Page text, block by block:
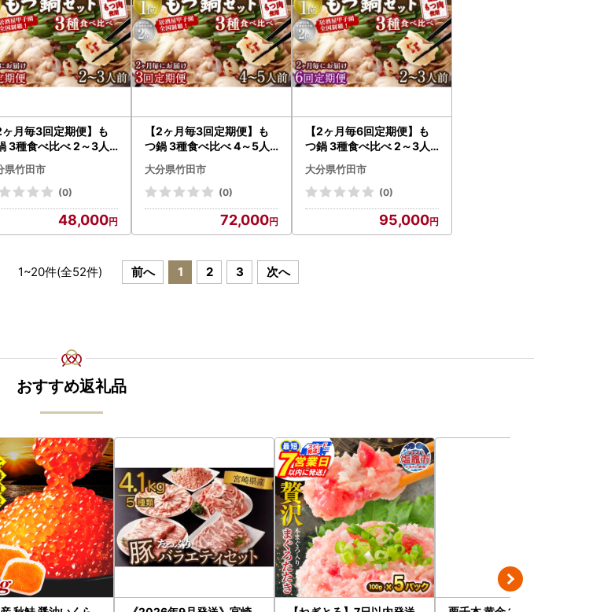
ヶ月毎3回定期便】も
3種食べ比べ 2～3人
油 塩とんこつ 味噌【
またのぼる】
県竹田市
(0)
48,000
【2ヶ月毎3回定期便】も
つ鍋 3種食べ比べ 4～5人
前 醤油 塩とんこつ 味噌【
陽はまたのぼる】
大分県竹田市
(0)
72,000
【2ヶ月毎6回定期便】も
つ鍋 3種食べ比べ 2～3人
前 醤油 塩とんこつ 味噌【
陽はまたのぼる】
大分県竹田市
(0)
95,000
1~20件(全52件) 前へ 1 2 3 次へ
おすすめ返礼品